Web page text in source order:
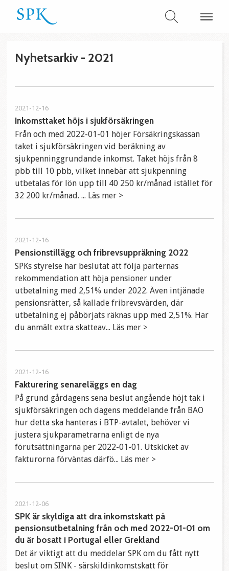
Nyhetsarkiv - 2021
2021-12-16
Inkomsttaket höjs i sjukförsäkringen
Från och med 2022-01-01 höjer Försäkringskassan
taket i sjukförsäkringen vid beräkning av
sjukpenninggrundande inkomst. Taket höjs från 8
pbb till 10 pbb, vilket innebär att sjukpenning
utbetalas för lön upp till 40 250 kr/månad istället för
32 200 kr/månad. ... Läs mer >
2021-12-16
Pensionstillägg och fribrevsuppräkning 2022
SPKs styrelse har beslutat att följa parternas
rekommendation att höja pensioner under
utbetalning med 2,51% under 2022. Även intjänade
pensionsrätter, så kallade fribrevsvärden, där
utbetalning ej påbörjats räknas upp med 2,51%. Har
du anmält extra skatteav... Läs mer >
2021-12-16
Fakturering senareläggs en dag
På grund gårdagens sena beslut angående höjt tak i
sjukförsäkringen och dagens meddelande från BAO
hur detta ska hanteras i BTP-avtalet, behöver vi
justera sjukparametrarna enligt de nya
förutsättningarna per 2022-01-01. Utskicket av
fakturorna förväntas därfö... Läs mer >
2021-12-06
SPK är skyldiga att dra inkomstskatt på
pensionsutbetalning från och med 2022-01-01 om
du är bosatt i Portugal eller Grekland
Det är viktigt att du meddelar SPK om du fått nytt
beslut om SINK - särskildinkomstskatt för